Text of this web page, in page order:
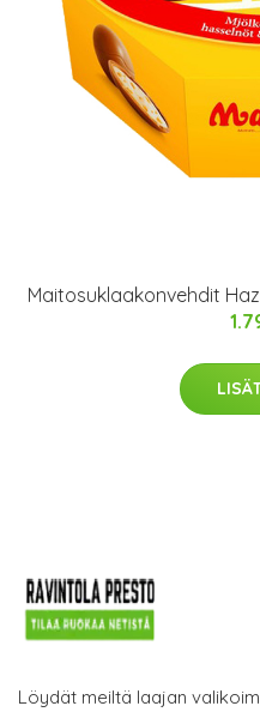
Maitosuklaakonvehdit
Löydät meiltä laajan